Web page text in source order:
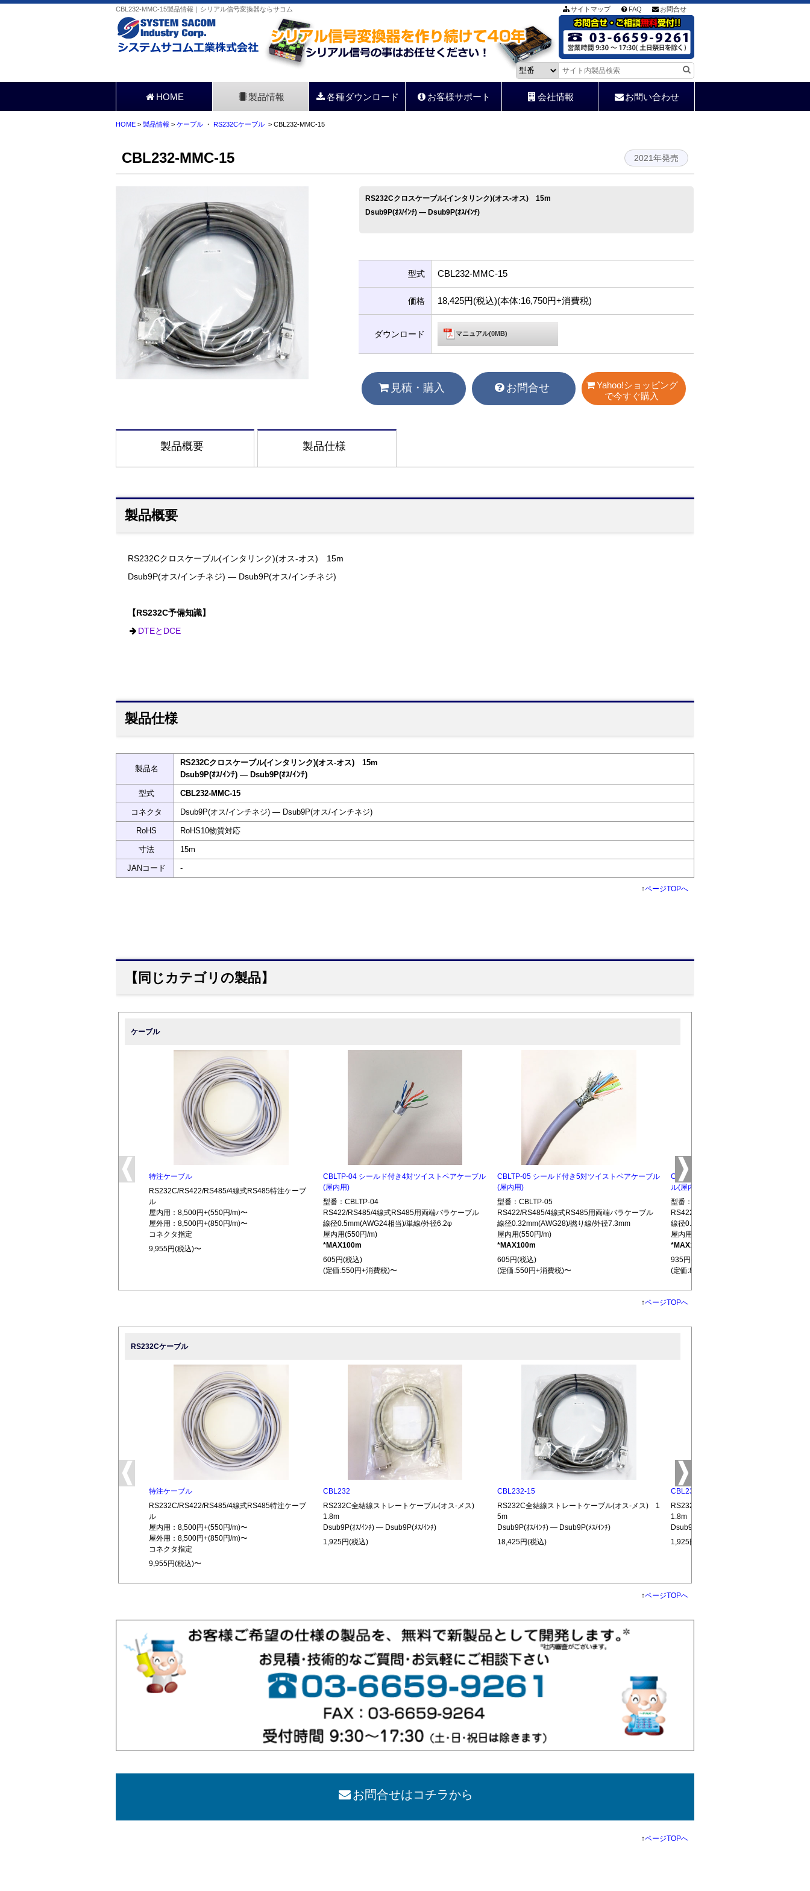
CBL232-MMC-15製品情報｜シリアル信号変換器ならサコム サイトマップ FAQ お問合せ
HOME 製品情報 各種ダウンロード お客様サポート 会社情報 お問い合わせ
HOME > 製品情報 > ケーブル ・ RS232Cケーブル > CBL232-MMC-15
CBL232-MMC-15 2021年発売
RS232Cクロスケーブル(インタリンク)(オス-オス) 15m
Dsub9P(ｵｽ/ｲﾝﾁ) ― Dsub9P(ｵｽ/ｲﾝﾁ)
型式 CBL232-MMC-15
価格 18,425円(税込)(本体:16,750円+消費税)
ダウンロード マニュアル(0MB)
見積・購入 お問合せ
Yahoo!ショッピング
で今すぐ購入
製品概要 製品仕様
製品概要
RS232Cクロスケーブル(インタリンク)(オス-オス) 15m
Dsub9P(オス/インチネジ) ― Dsub9P(オス/インチネジ)
【RS232C予備知識】
DTEとDCE
製品仕様
製品名
RS232Cクロスケーブル(インタリンク)(オス-オス) 15m
Dsub9P(ｵｽ/ｲﾝﾁ) ― Dsub9P(ｵｽ/ｲﾝﾁ)
型式 CBL232-MMC-15
コネクタ Dsub9P(オス/インチネジ) ― Dsub9P(オス/インチネジ)
RoHS RoHS10物質対応
寸法 15m
JANコード -
↑ページTOPへ
【同じカテゴリの製品】
ケーブル
特注ケーブル
RS232C/RS422/RS485/4線式RS485特注ケーブ
ル
屋内用：8,500円+(550円/m)〜
屋外用：8,500円+(850円/m)〜
コネクタ指定
9,955円(税込)〜
CBLTP-04 シールド付き4対ツイストペアケーブル
(屋内用)
型番：CBLTP-04
RS422/RS485/4線式RS485用両端バラケーブル
線径0.5mm(AWG24相当)/単線/外径6.2φ
屋内用(550円/m)
*MAX100m
605円(税込)
(定価:550円+消費税)〜
CBLTP-05 シールド付き5対ツイストペアケーブル
(屋内用)
型番：CBLTP-05
RS422/RS485/4線式RS485用両端バラケーブル
線径0.32mm(AWG28)/撚り線/外径7.3mm
屋内用(550円/m)
*MAX100m
605円(税込)
(定価:550円+消費税)〜
CBLTP-10 シールド付き10対ツイストペ
ル(屋内用)
型番：CBLTP-10
RS422/RS485/4線式RS485用両端バラケ
線径0.32mm(AWG28)/撚り線/外径12.7mm
屋内用(850円/m)
*MAX100m
935円(税込)
(定価:850円+消費税)〜
↑ページTOPへ
RS232Cケーブル
特注ケーブル
RS232C/RS422/RS485/4線式RS485特注ケーブ
ル
屋内用：8,500円+(550円/m)〜
屋外用：8,500円+(850円/m)〜
コネクタ指定
9,955円(税込)〜
CBL232
RS232C全結線ストレートケーブル(オス-メス)
1.8m
Dsub9P(ｵｽ/ｲﾝﾁ) ― Dsub9P(ﾒｽ/ｲﾝﾁ)
1,925円(税込)
CBL232-15
RS232C全結線ストレートケーブル(オス-メス) 1
5m
Dsub9P(ｵｽ/ｲﾝﾁ) ― Dsub9P(ﾒｽ/ｲﾝﾁ)
18,425円(税込)
CBL232-MM
RS232C全結線ストレートケーブル(オ
1.8m
Dsub9P(ｵｽ/ｲﾝﾁ) ― Dsub9P(ｵｽ/ｲﾝﾁ)
1,925円(税込)
↑ページTOPへ
お問合せはコチラから
↑ページTOPへ